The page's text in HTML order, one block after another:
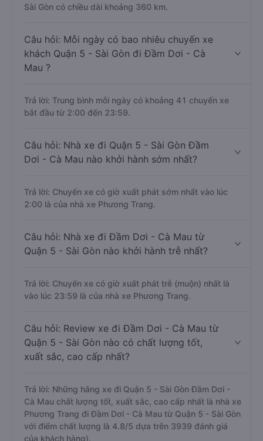
Sài Gòn có chiều dài khoảng 360 km.
Câu hỏi: Mỗi ngày có bao nhiêu chuyến xe
khách Quận 5 - Sài Gòn đi Đầm Dơi - Cà
Mau ?
Trả lời: Trung bình mỗi ngày có khoảng 41 chuyến xe
bắt đầu từ 2:00 đến 23:59.
Câu hỏi: Nhà xe đi Quận 5 - Sài Gòn Đầm
Dơi - Cà Mau nào khởi hành sớm nhất?
Trả lời: Chuyến xe có giờ xuất phát sớm nhất vào lúc
2:00 là của nhà xe Phương Trang.
Câu hỏi: Nhà xe đi Đầm Dơi - Cà Mau từ
Quận 5 - Sài Gòn nào khởi hành trễ nhất?
Trả lời: Chuyến xe có giờ xuất phát trễ (muộn) nhất là
vào lúc 23:59 là của nhà xe Phương Trang.
Câu hỏi: Review xe đi Đầm Dơi - Cà Mau từ
Quận 5 - Sài Gòn nào có chất lượng tốt,
xuất sắc, cao cấp nhất?
Trả lời: Những hãng xe đi Quận 5 - Sài Gòn Đầm Dơi -
Cà Mau chất lượng tốt, xuất sắc, cao cấp nhất là nhà xe
Phương Trang đi Đầm Dơi - Cà Mau từ Quận 5 - Sài Gòn
với điểm chất lượng là 4.8/5 dựa trên 3939 đánh giá
của khách hàng).